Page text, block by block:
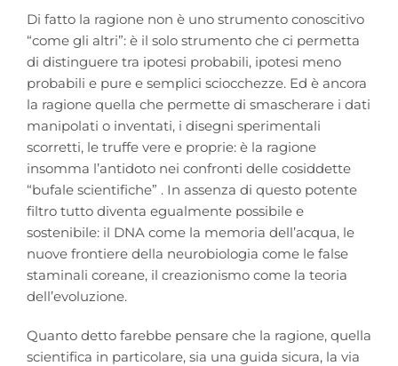
Di fatto la ragione non è uno strumento conoscitivo
“come gli altri”: è il solo strumento che ci permetta
di distinguere tra ipotesi probabili, ipotesi meno
probabili e pure e semplici sciocchezze. Ed è ancora
la ragione quella che permette di smascherare i dati
manipolati o inventati, i disegni sperimentali
scorretti, le truffe vere e proprie: è la ragione
insomma l’antidoto nei confronti delle cosiddette
“bufale scientifiche” . In assenza di questo potente
filtro tutto diventa egualmente possibile e
sostenibile: il DNA come la memoria dell’acqua, le
nuove frontiere della neurobiologia come le false
staminali coreane, il creazionismo come la teoria
dell’evoluzione.
Quanto detto farebbe pensare che la ragione, quella
scientifica in particolare, sia una guida sicura, la via